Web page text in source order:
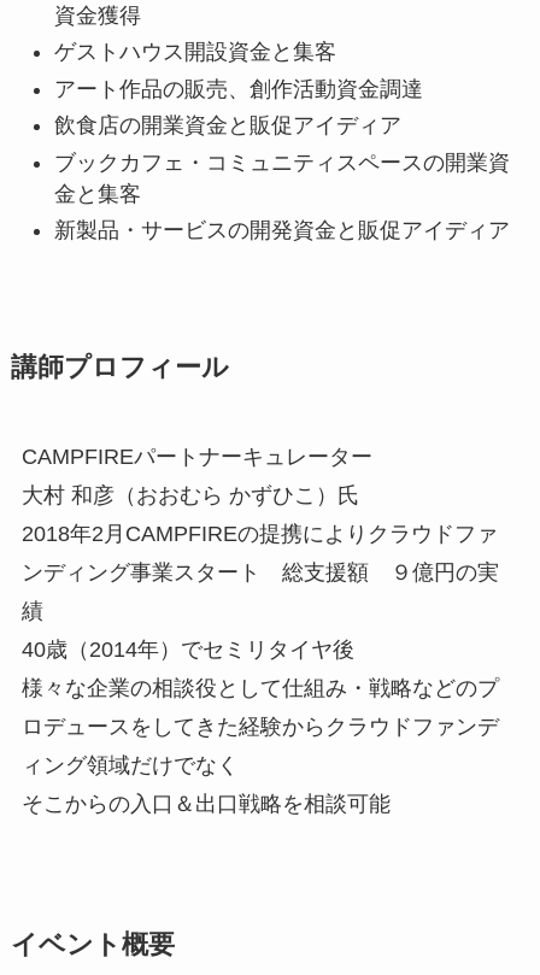
資金獲得
ゲストハウス開設資金と集客
アート作品の販売、創作活動資金調達
飲食店の開業資金と販促アイディア
ブックカフェ・コミュニティスペースの開業資
金と集客
新製品・サービスの開発資金と販促アイディア
講師プロフィール
CAMPFIREパートナーキュレーター
大村 和彦（おおむら かずひこ）氏
2018年2月CAMPFIREの提携によりクラウドファ
ンディング事業スタート 総支援額 ９億円の実
績
40歳（2014年）でセミリタイヤ後
様々な企業の相談役として仕組み・戦略などのプ
ロデュースをしてきた経験からクラウドファンデ
ィング領域だけでなく
そこからの入口＆出口戦略を相談可能
イベント概要